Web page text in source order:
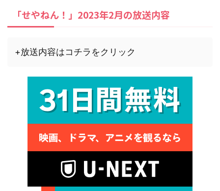
「せやねん！」2023年2月の放送内容
+放送内容はコチラをクリック